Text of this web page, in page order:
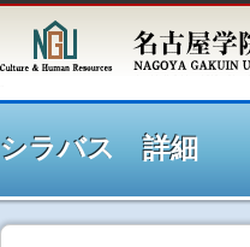
シ
シラバス 詳細